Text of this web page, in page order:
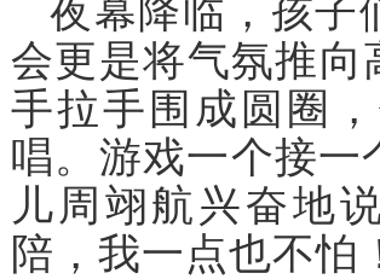
夜幕降临，孩子
会更是将气氛推向
手拉手围成圆圈
唱。游戏一个接
儿周翊航兴奋地
陪，我一点也不怕